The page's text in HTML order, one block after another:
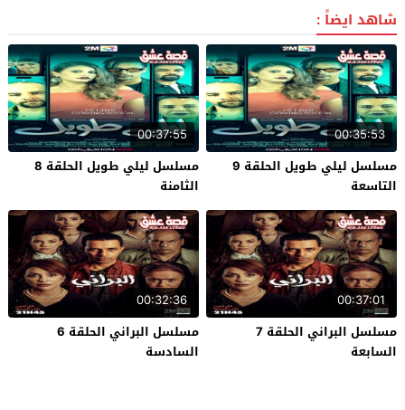
شاهد ايضاً :
00:35:53
مسلسل ليلي طويل الحلقة 9
التاسعة
00:37:55
مسلسل ليلي طويل الحلقة 8
الثامنة
00:37:01
مسلسل البراني الحلقة 7
السابعة
00:32:36
مسلسل البراني الحلقة 6
السادسة